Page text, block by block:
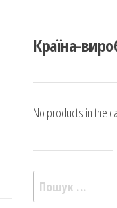
Країна-
No products in the
Пошук: